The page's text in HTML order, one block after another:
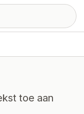
toe aan